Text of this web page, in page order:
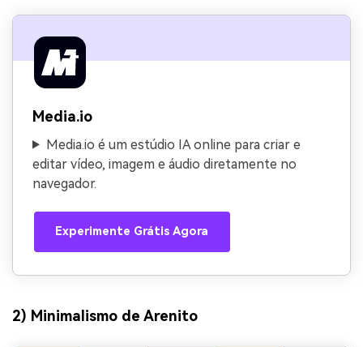
Media.io
Media.io é um estúdio IA online para criar e
editar vídeo, imagem e áudio diretamente no
navegador.
Experimente Grátis Agora
2) Minimalismo de Arenito